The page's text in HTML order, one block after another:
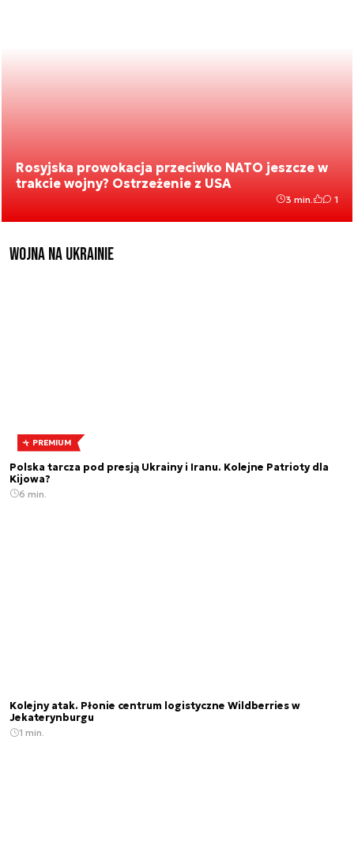
Rosyjska prowokacja przeciwko NATO jeszcze w
trakcie wojny? Ostrzeżenie z USA
3 min. 1
Wojna na Ukrainie
PREMIUM
Polska tarcza pod presją Ukrainy i Iranu. Kolejne Patrioty dla
Kijowa?
6 min.
Kolejny atak. Płonie centrum logistyczne Wildberries w
Jekaterynburgu
1 min.